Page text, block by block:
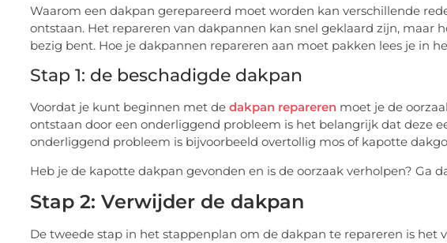
Waarom een dakpan gerepareerd moet worden kan verschillende
ontstaan. Het repareren van dakpannen kan snel geklaard zijn, maar
bezig bent. Hoe je dakpannen repareren aan moet pakken lees je in
Stap 1: de beschadigde dakpan
Voordat je kunt beginnen met de dakpan repareren moet je de
ontstaan door een onderliggend probleem is het belangrijk dat deze
onderliggend probleem is bijvoorbeeld overtollig mos of kapotte
Heb je de kapotte dakpan gevonden en is de oorzaak verholpen? Ga
Stap 2: Verwijder de dakpan
De tweede stap in het stappenplan om de dakpan te repareren is het